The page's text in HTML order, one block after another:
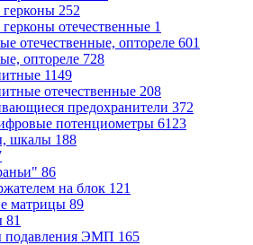
герконы 252
отечественные 1
отечественные, оптореле 601
оптореле 728
1149
отечественные 208
предохранители 372
потенциометры 6123
шкалы 188
86
на блок 121
матрицы 89
81
подавления ЭМП 165